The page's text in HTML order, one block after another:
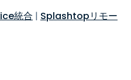
統合 | Splashtopリモー